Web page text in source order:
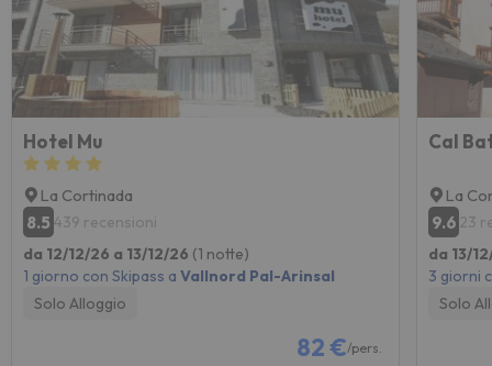
Hotel Mu
La Cortinada
8.5 439 recensioni
da 12/12/26 a 13/12/26 (1 notte)
1 giorno con Skipass a Vallnord Pal-Arinsal
Solo Alloggio
82 €/pers.
Cal
La
9.6 23
da 13/
3 giorni
Solo